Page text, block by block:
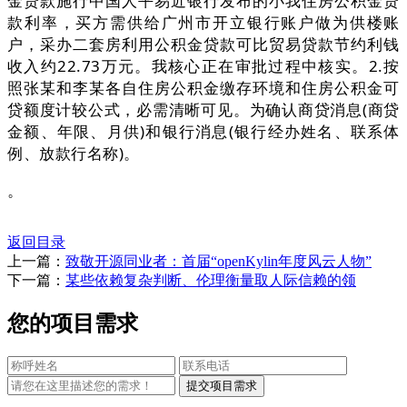
款利率，买方需供给广州市开立银行账户做为供楼账
户，采办二套房利用公积金贷款可比贸易贷款节约利钱
收入约22.73万元。我核心正在审批过程中核实。2.按
照张某和李某各自住房公积金缴存环境和住房公积金可
贷额度计较公式，必需清晰可见。为确认商贷消息(商贷
金额、年限、月供)和银行消息(银行经办姓名、联系体
例、放款行名称)。
。
返回目录
上一篇： 致敬开源同业者：首届“openKylin年度风云人物”
下一篇： 某些依赖复杂判断、伦理衡量取人际信赖的领
您的项目需求